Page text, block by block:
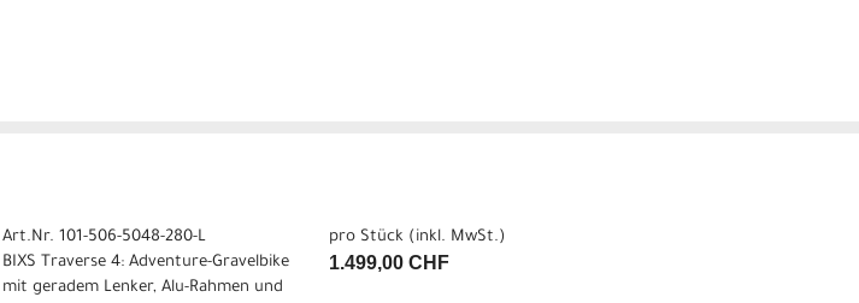
Art.Nr. 101-506-5048-280-L
BIXS Traverse 4: Adventure-Gravelbike
mit geradem Lenker, Alu-Rahmen und
pro Stück (inkl. MwSt.)
1.499,00 CHF